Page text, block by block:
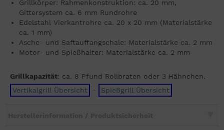
Grillkörper: Rahmenkonstruktion: ca. 20 mm,
Gittersystem ca. 6 mm Rundrohre
Edelstahl Vierkantrohre ca. 20 x 20 mm (Materialstärke
ca. 1 mm)
Asche- und Saftauffangschale: Materialstärke ca. 2 mm
Motor- und Spießhalter: Materialstärke ca. 2 mm
Grillkapazität: ca. 8 Pfund Rollbraten oder 3 Hähnchen.
Vertikalgrill Übersicht
- Spießgrill Übersicht